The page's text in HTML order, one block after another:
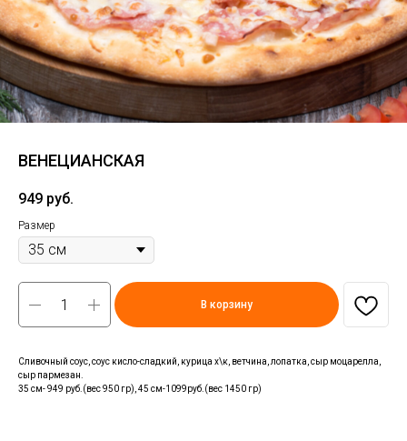
ВЕНЕЦИАНСКАЯ
949 руб.
Размер
В корзину
Сливочный соус, соус кисло-сладкий, курица х\к, ветчина, лопатка, сыр моцарелла,
сыр пармезан.
35 см- 949 руб.(вес 950 гр), 45 см-1099руб.(вес 1450 гр)